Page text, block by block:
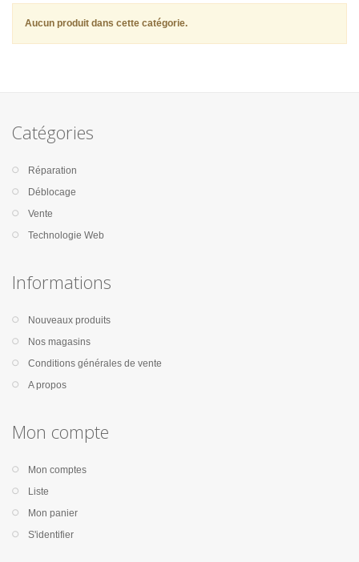
Aucun produit dans cette catégorie.
Catégories
Réparation
Déblocage
Vente
Technologie Web
Informations
Nouveaux produits
Nos magasins
Conditions générales de vente
A propos
Mon compte
Mon comptes
Liste
Mon panier
S'identifier